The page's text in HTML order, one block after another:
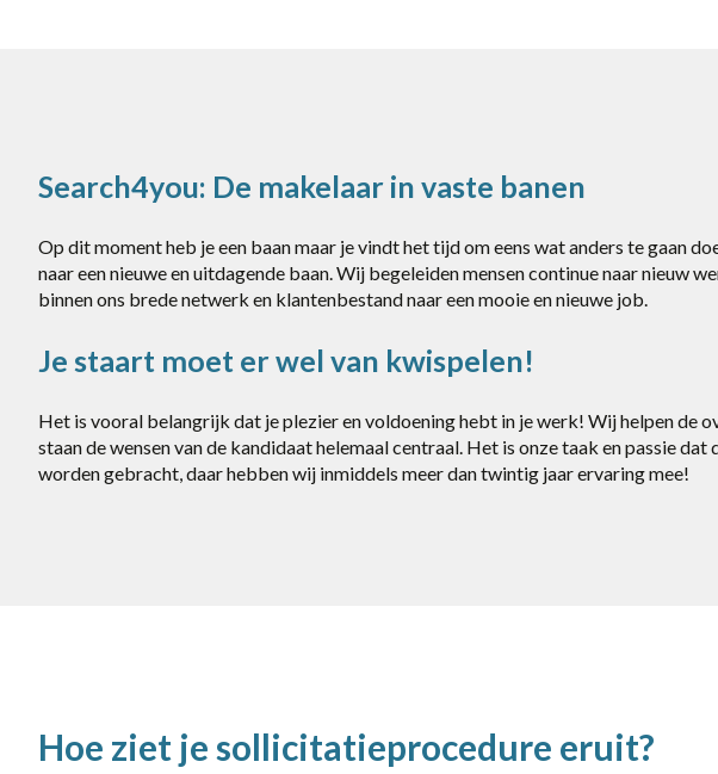
Search4you: De makelaar in vaste banen
Op dit moment heb je een baan maar je vindt het tijd om eens wat anders te gaan
naar een nieuwe en uitdagende baan. Wij begeleiden mensen continue naar nieuw
binnen ons brede netwerk en klantenbestand naar een mooie en nieuwe job.
Je staart moet er wel van kwispelen!
Het is vooral belangrijk dat je plezier en voldoening hebt in je werk! Wij helpen de
staan de wensen van de kandidaat helemaal centraal. Het is onze taak en passie
worden gebracht, daar hebben wij inmiddels meer dan twintig jaar ervaring mee!
Hoe ziet je sollicitatieprocedure eruit?